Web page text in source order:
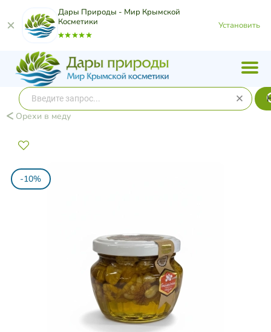
Дары Природы - Мир Крымской
Косметики
Установить
Орехи в меду
-10%